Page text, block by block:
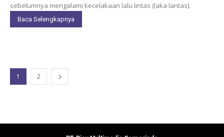
sebelumnya mengalami kecelakaan lalu lintas (laka lantas).
Baca Selengkapnya
1 2